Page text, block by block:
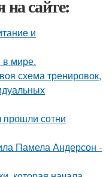
на сайте:
и
в мире.
схема тренировок,
прошли сотни
Памела Андерсон -